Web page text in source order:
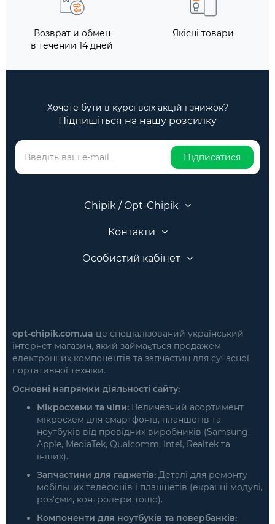
Возврат и обмен
в течении 14 дней
Якісні товари
Хочете бути в курсі всіх акцій і знижок?
Підпишіться на нашу розсилку
Підписатися
Chipik / Opt-Chipik
Контакти
Особистий кабінет
opt-chipik.com.ua це спеціалізований український
інтернет-магазин, який займається продажем
електронних компонентів та запчастин для сучасної
портативної техніки.
Основні напрямки діяльності сайту:
Мікросхеми та чіпи: Величезний асортимент
мікросхем для смартфонів, планшетів та
ноутбуків від провідних виробників (Samsung,
Apple, MediaTek, Qualcomm, Intel, Realtek та
інших).
Запчастини для гаджетів: Деталі для ремонту
мобільних телефонів і планшетів (екранні модулі,
роз'єми, контролери тощо).
Компоненти для ноутбуків та повербанків: